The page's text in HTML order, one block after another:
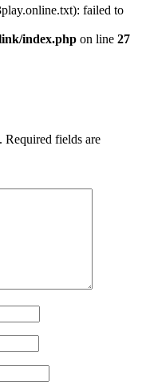
failed to
index.php on line 27
Required fields are